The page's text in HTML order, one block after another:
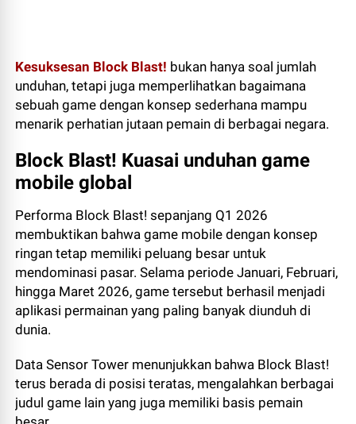
Kesuksesan Block Blast! bukan hanya soal jumlah
unduhan, tetapi juga memperlihatkan bagaimana
sebuah game dengan konsep sederhana mampu
menarik perhatian jutaan pemain di berbagai negara.
Block Blast! Kuasai unduhan game
mobile global
Performa Block Blast! sepanjang Q1 2026
membuktikan bahwa game mobile dengan konsep
ringan tetap memiliki peluang besar untuk
mendominasi pasar. Selama periode Januari, Februari,
hingga Maret 2026, game tersebut berhasil menjadi
aplikasi permainan yang paling banyak diunduh di
dunia.
Data Sensor Tower menunjukkan bahwa Block Blast!
terus berada di posisi teratas, mengalahkan berbagai
judul game lain yang juga memiliki basis pemain